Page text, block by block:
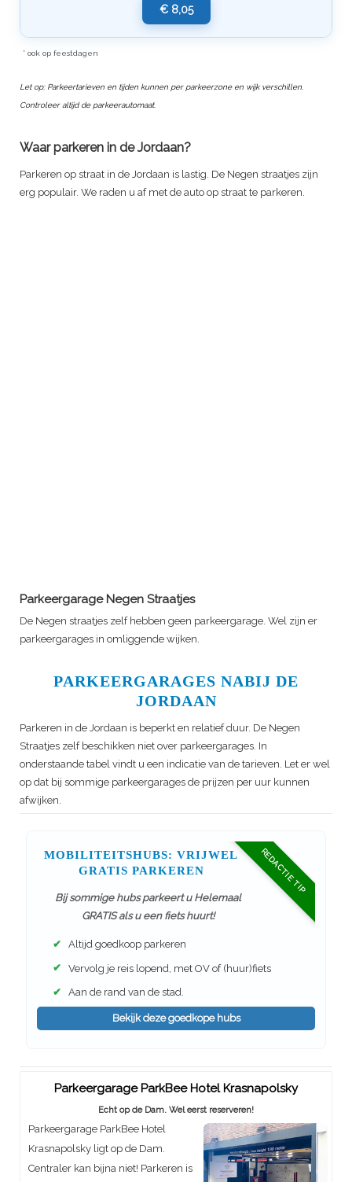
€ 8,05
* ook op feestdagen
Let op: Parkeertarieven en tijden kunnen per parkeerzone en wijk verschillen.
Controleer altijd de parkeerautomaat.
Waar parkeren in de Jordaan?
Parkeren op straat in de Jordaan is lastig. De Negen straatjes zijn
erg populair. We raden u af met de auto op straat te parkeren.
Parkeergarage Negen Straatjes
De Negen straatjes zelf hebben geen parkeergarage. Wel zijn er
parkeergarages in omliggende wijken.
PARKEERGARAGES NABIJ DE
JORDAAN
Parkeren in de Jordaan is beperkt en relatief duur. De Negen
Straatjes zelf beschikken niet over parkeergarages. In
onderstaande tabel vindt u een indicatie van de tarieven. Let er wel
op dat bij sommige parkeergarages de prijzen per uur kunnen
afwijken.
REDACTIE TIP
MOBILITEITSHUBS: VRIJWEL
GRATIS PARKEREN
Bij sommige hubs parkeert u Helemaal
GRATIS als u een fiets huurt!
✔ Altijd goedkoop parkeren
✔ Vervolg je reis lopend, met OV of (huur)fiets
✔ Aan de rand van de stad.
Bekijk deze goedkope hubs
Parkeergarage ParkBee Hotel Krasnapolsky
Echt op de Dam. Wel eerst reserveren!
Parkeergarage ParkBee Hotel
Krasnapolsky ligt op de Dam.
Centraler kan bijna niet! Parkeren is